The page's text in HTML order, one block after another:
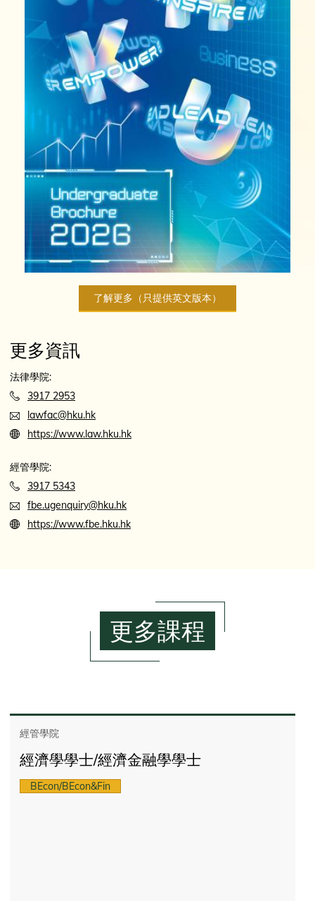
了解更多（只提供英文版本）
更多資訊
法律學院:
3917 2953
lawfac@hku.hk
https://www.law.hku.hk
經管學院:
3917 5343
fbe.ugenquiry@hku.hk
https://www.fbe.hku.hk
更多課程
經管學院
經濟學學士/經濟金融學學士
BEcon/BEcon&Fin